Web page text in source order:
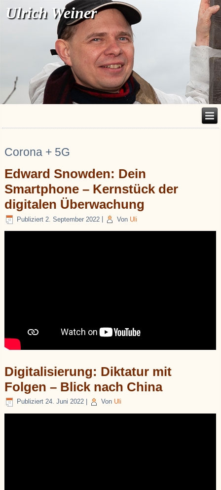
Ulrich Weiner
Corona + 5G
Edward Snowden: Dein
Smartphone – Kernstück der
digitalen Überwachung
Publiziert 2. September 2022 Von Uli
Digitalisierung: Diktatur mit
Folgen – Blick nach China
Publiziert 24. Juni 2022 Von Uli